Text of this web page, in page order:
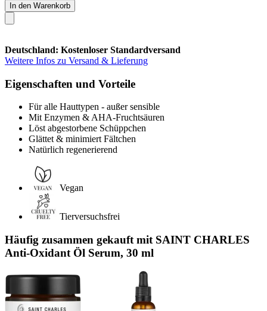
In den Warenkorb
Deutschland: Kostenloser Standardversand
Weitere Infos zu Versand & Lieferung
Eigenschaften und Vorteile
Für alle Hauttypen - außer sensible
Mit Enzymen & AHA-Fruchtsäuren
Löst abgestorbene Schüppchen
Glättet & minimiert Fältchen
Natürlich regenerierend
Vegan
Tierversuchsfrei
Häufig zusammen gekauft mit SAINT CHARLES
Anti-Oxidant Öl Serum, 30 ml